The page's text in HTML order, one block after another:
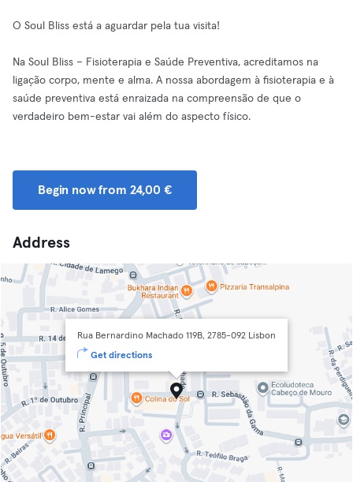
O Soul Bliss está a aguardar pela tua visita!
Na Soul Bliss – Fisioterapia e Saúde Preventiva, acreditamos na
ligação corpo, mente e alma. A nossa abordagem à fisioterapia e à
saúde preventiva está enraizada na compreensão de que o
verdadeiro bem-estar vai além do aspecto físico.
Begin now from 24,00 €
Address
Rua Bernardino Machado 119B, 2785-092 Lisbon
Get directions